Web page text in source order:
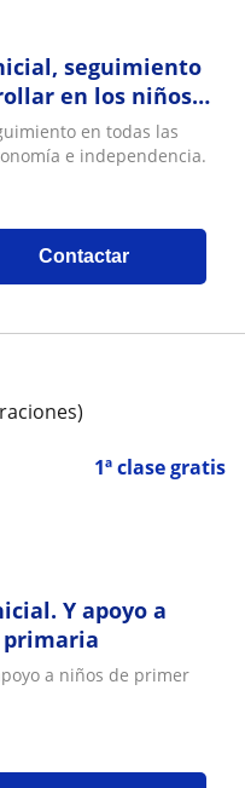
seguimiento
en los niños
en todas las
e independencia.
Contactar
1ª clase gratis
Y apoyo a
primaria
a niños de primer